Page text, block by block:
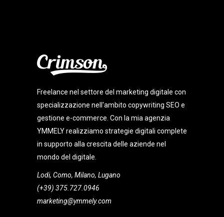
Freelance nel settore del marketing digitale con
specializzazione nell'ambito copywriting SEO e
gestione e-commerce. Con la mia agenzia
YMMELY realizziamo strategie digitali complete
in supporto alla crescita delle aziende nel
mondo del digitale.
Lodi, Como, Milano, Lugano
(+39) 375.727.0946
marketing@ymmely.com